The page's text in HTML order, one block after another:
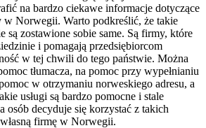
na bardzo ciekawe informacje dotyczące
Norwegii. Warto podkreślić, że takie
są zostawione sobie same. Są firmy, które
i pomagają przedsiębiorcom
w tej chwili do tego państwie. Można
tłumacza, na pomoc przy wypełnianiu
w otrzymaniu norweskiego adresu, a
usługi są bardzo pomocne i stale
osób decyduje się korzystać z takich
firmę w Norwegii.